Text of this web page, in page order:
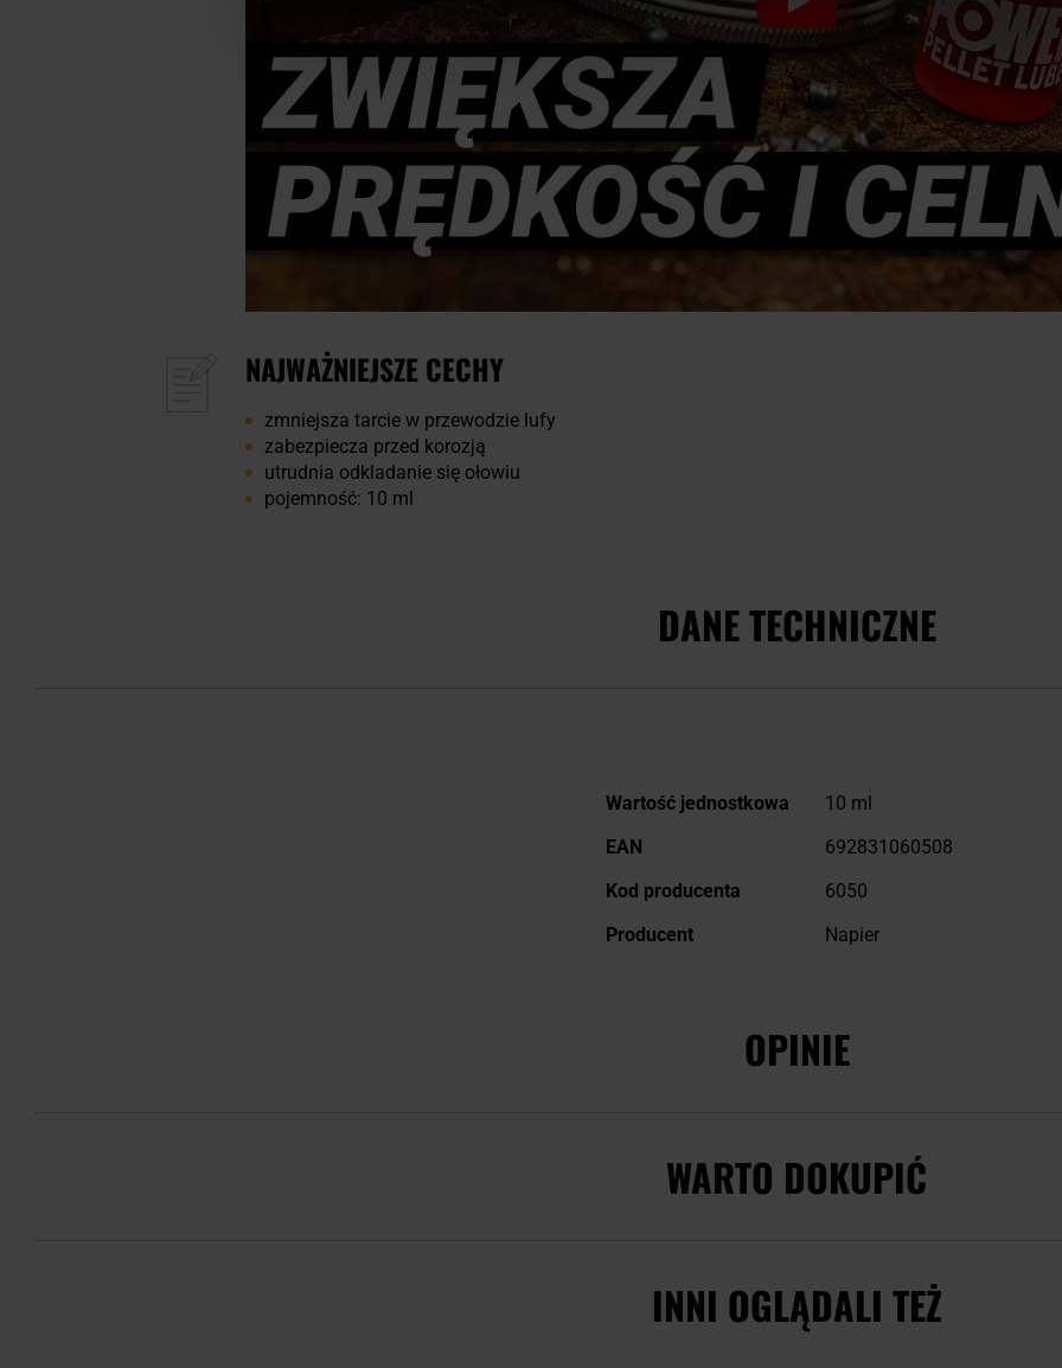
NAJWAŻNIEJSZE CECHY
zmniejsza tarcie w przewodzie lufy
zabezpiecza przed korozją
utrudnia odkladanie się ołowiu
pojemność: 10 ml
DANE TECHNICZNE
Więcej
Wartość jednostkowa
10 ml
EAN
692831060508
Kod producenta
6050
Producent
Napier
OPINIE
WARTO DOKUPIĆ
INNI OGLĄDALI TEŻ